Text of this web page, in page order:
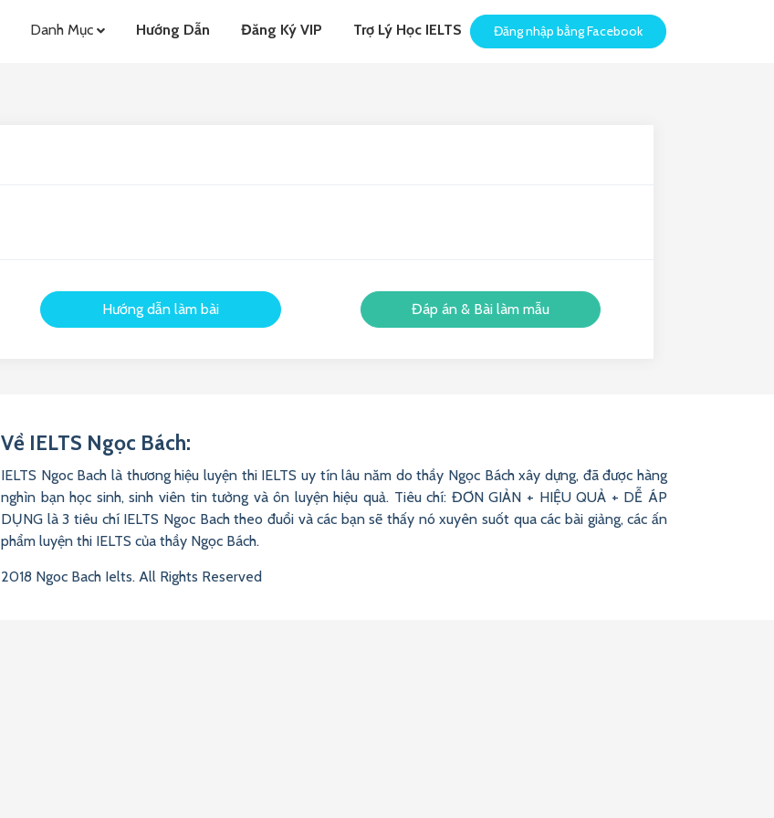
Danh Mục Hướng Dẫn Đăng Ký VIP Trợ Lý Học IELTS Đăng nhập bằng Facebook
Hướng dẫn làm bài Đáp án & Bài làm mẫu
Về IELTS Ngọc Bách:
IELTS Ngoc Bach là thương hiệu luyện thi IELTS uy tín lâu năm do thầy Ngọc Bách xây dựng, đã được hàng
nghìn bạn học sinh, sinh viên tin tưởng và ôn luyện hiệu quả. Tiêu chí: ĐƠN GIẢN + HIỆU QUẢ + DỄ ÁP
DỤNG là 3 tiêu chí IELTS Ngoc Bach theo đuổi và các bạn sẽ thấy nó xuyên suốt qua các bài giảng, các ấn
phẩm luyện thi IELTS của thầy Ngọc Bách.
2018 Ngoc Bach Ielts. All Rights Reserved